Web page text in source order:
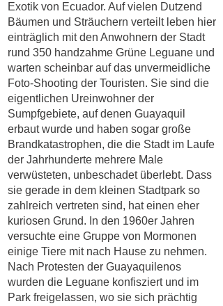
Exotik von Ecuador. Auf vielen Dutzend
Bäumen und Sträuchern verteilt leben hier
einträglich mit den Anwohnern der Stadt
rund 350 handzahme Grüne Leguane und
warten scheinbar auf das unvermeidliche
Foto-Shooting der Touristen. Sie sind die
eigentlichen Ureinwohner der
Sumpfgebiete, auf denen Guayaquil
erbaut wurde und haben sogar große
Brandkatastrophen, die die Stadt im Laufe
der Jahrhunderte mehrere Male
verwüsteten, unbeschadet überlebt. Dass
sie gerade in dem kleinen Stadtpark so
zahlreich vertreten sind, hat einen eher
kuriosen Grund. In den 1960er Jahren
versuchte eine Gruppe von Mormonen
einige Tiere mit nach Hause zu nehmen.
Nach Protesten der Guayaquilenos
wurden die Leguane konfisziert und im
Park freigelassen, wo sie sich prächtig